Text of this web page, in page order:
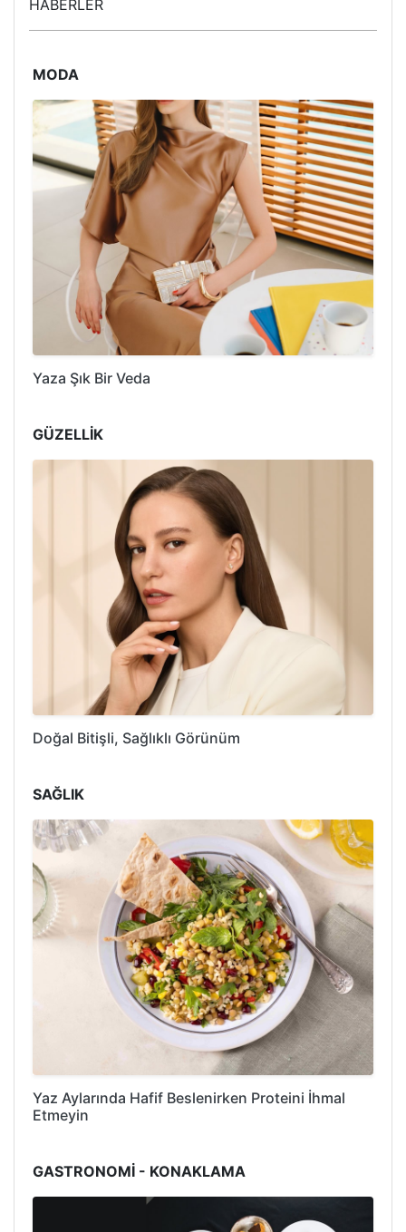
HABERLER
MODA
Yaza Şık Bir Veda
GÜZELLİK
Doğal Bitişli, Sağlıklı Görünüm
SAĞLIK
Yaz Aylarında Hafif Beslenirken Proteini İhmal
Etmeyin
GASTRONOMİ - KONAKLAMA